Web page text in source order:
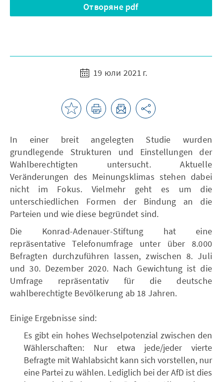
Отворяне pdf
19 юли 2021 г.
In einer breit angelegten Studie wurden
grundlegende Strukturen und Einstellungen der
Wahlberechtigten untersucht. Aktuelle
Veränderungen des Meinungsklimas stehen dabei
nicht im Fokus. Vielmehr geht es um die
unterschiedlichen Formen der Bindung an die
Parteien und wie diese begründet sind.
Die Konrad-Adenauer-Stiftung hat eine
repräsentative Telefonumfrage unter über 8.000
Befragten durchzuführen lassen, zwischen 8. Juli
und 30. Dezember 2020. Nach Gewichtung ist die
Umfrage repräsentativ für die deutsche
wahlberechtigte Bevölkerung ab 18 Jahren.
Einige Ergebnisse sind:
Es gibt ein hohes Wechselpotenzial zwischen den
Wählerschaften: Nur etwa jede/jeder vierte
Befragte mit Wahlabsicht kann sich vorstellen, nur
eine Partei zu wählen. Lediglich bei der AfD ist dies